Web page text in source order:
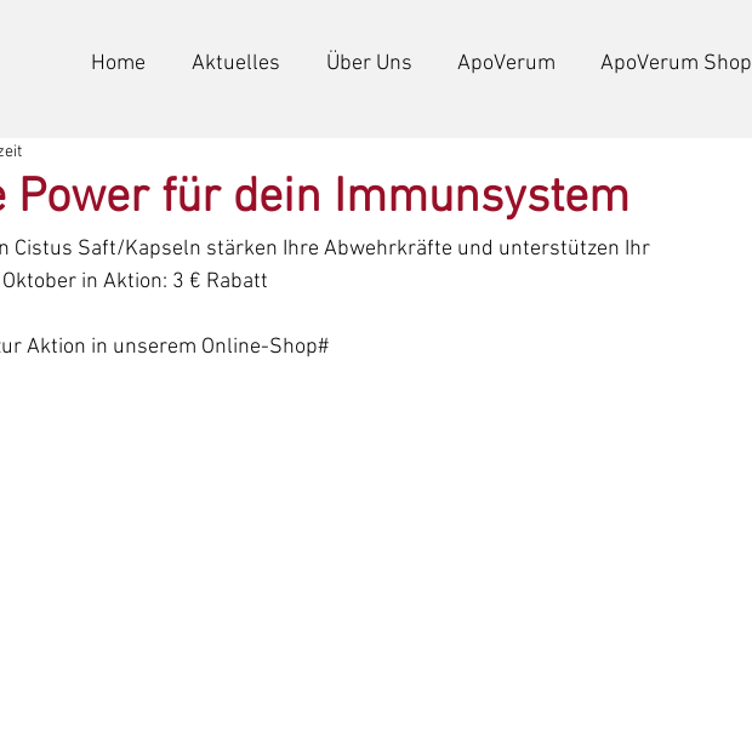
Home Aktuelles Über Uns ApoVerum ApoVerum Shop
Power für dein Immunsystem
Cistus Saft/Kapseln stärken Ihre Abwehrkräfte und unterstützen Ihr
in Aktion: 3 € Rabatt
Aktion in unserem Online-Shop#